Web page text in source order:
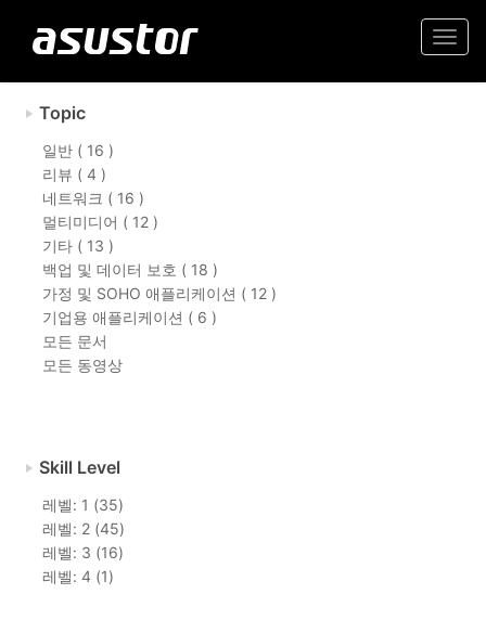
Topic
일반 ( 16 )
리뷰 ( 4 )
네트워크 ( 16 )
멀티미디어 ( 12 )
기타 ( 13 )
백업 및 데이터 보호 ( 18 )
가정 및 SOHO 애플리케이션 ( 12 )
기업용 애플리케이션 ( 6 )
모든 문서
모든 동영상
Skill Level
레벨: 1 (35)
레벨: 2 (45)
레벨: 3 (16)
레벨: 4 (1)